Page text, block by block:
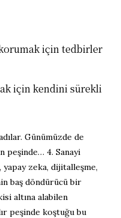
için tedbirler
için kendini sürekli
Günümüzde de
peşinde… 4. Sanayi
zeka, dijitalleşme,
baş döndürücü bir
altına alabilen
peşinde koştuğu bu